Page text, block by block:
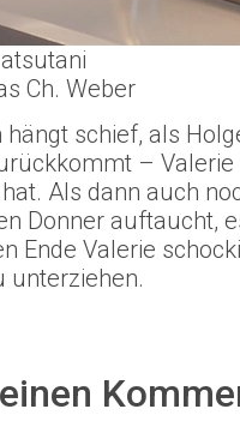
Ch. Weber
schief, als
–
Als dann auch
Donner auftaucht,
Ende Valerie
unterziehen.